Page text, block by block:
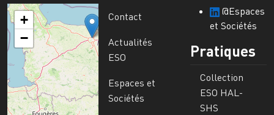
+
−
Contact
Actualités
ESO
Espaces et
Sociétés
@Espaces
et Sociétés
Pratiques
Collection
ESO HAL-
SHS